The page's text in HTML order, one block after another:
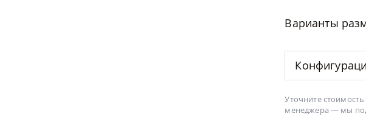
Варианты
Уточните
менеджера — мы